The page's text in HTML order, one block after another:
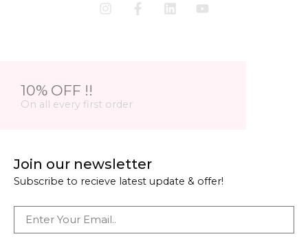
10% OFF !!
On all every first order
Join our newsletter
Subscribe to recieve latest update & offer!